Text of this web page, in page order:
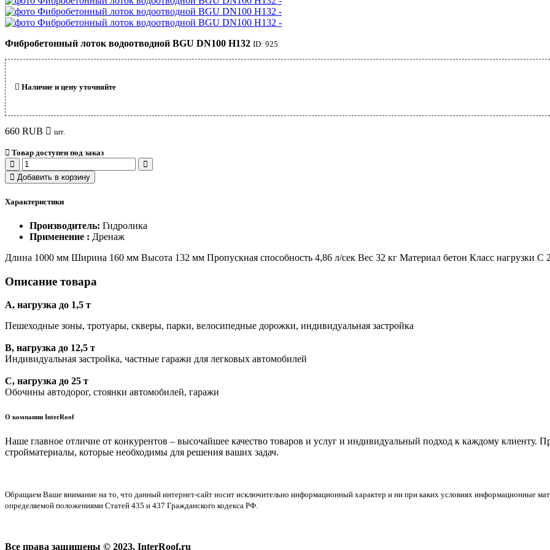
Фибробетонный лоток водоотводной BGU DN100 H132 ID: 925
Наличие и цену уточняйте
660 RUB шт.
Товар доступен под заказ
Добавить в корзину
Характеристики
Производитель: Гидролика
Применение : Дренаж
Длина 1000 мм Ширина 160 мм Высота 132 мм Пропускная способность 4,86 л/сек Вес 32 кг Материал бетон Класс нагрузки С
Описание товара
A, нагрузка до 1,5 т
Пешеходные зоны, тротуары, скверы, парки, велосипедные дорожки, индивидуальная застройка
B, нагрузка до 12,5 т
Индивидуальная застройка, частные гаражи для легковых автомобилей
C, нагрузка до 25 т
Обочины автодорог, стоянки автомобилей, гаражи
О компании InterRoof
Наше главное отличие от конкурентов – высочайшее качество товаров и услуг и индивидуальный подход к каждому клиенту.
стройматериалы, которые необходимы для решения ваших задач.
Обращаем Ваше внимание на то, что данный интернет-сайт носит исключительно информационный характер и ни при каких условиях информационные
определяемой положениями Статей 435 и 437 Гражданского кодекса РФ.
Все права защищены © 2023, InterRoof.ru